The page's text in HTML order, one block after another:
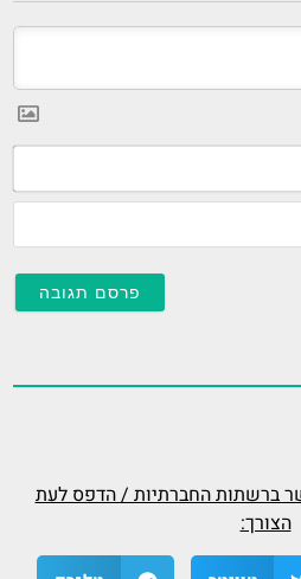
ברשתות החברתיות / הדפס לעת
הצורך: